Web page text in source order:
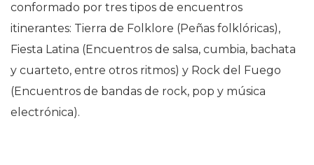
conformado por tres tipos de encuentros
itinerantes: Tierra de Folklore (Peñas folklóricas),
Fiesta Latina (Encuentros de salsa, cumbia, bachata
y cuarteto, entre otros ritmos) y Rock del Fuego
(Encuentros de bandas de rock, pop y música
electrónica).